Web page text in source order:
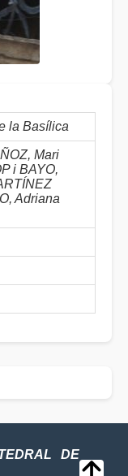
la Basílica
Mari
i BAYO,
Adriana
DE